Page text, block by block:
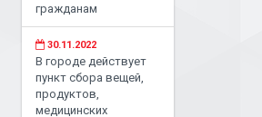
гражданам
30.11.2022
В городе действует
пункт сбора вещей,
продуктов,
медицинских